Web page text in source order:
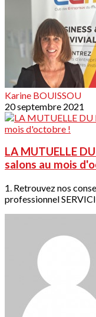
Karine BOUISSOU
20 septembre 2021
LA MUTUELLE
salons au mois
1. Retrouvez nos
professionnel